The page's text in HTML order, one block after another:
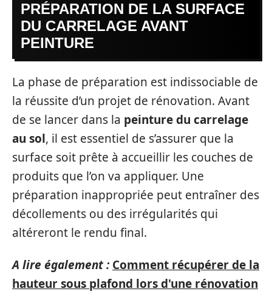
PRÉPARATION DE LA SURFACE
DU CARRELAGE AVANT
PEINTURE
La phase de préparation est indissociable de
la réussite d’un projet de rénovation. Avant
de se lancer dans la peinture du carrelage
au sol, il est essentiel de s’assurer que la
surface soit prête à accueillir les couches de
produits que l’on va appliquer. Une
préparation inappropriée peut entraîner des
décollements ou des irrégularités qui
altéreront le rendu final.
A lire également : Comment récupérer de la
hauteur sous plafond lors d'une rénovation